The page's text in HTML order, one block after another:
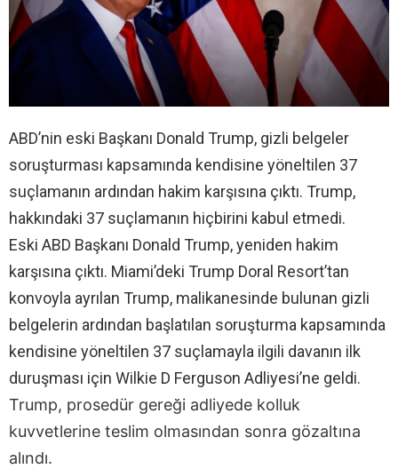
ABD’nin eski Başkanı Donald Trump, gizli belgeler
soruşturması kapsamında kendisine yöneltilen 37
suçlamanın ardından hakim karşısına çıktı. Trump,
hakkındaki 37 suçlamanın hiçbirini kabul etmedi.
Eski ABD Başkanı Donald Trump, yeniden hakim
karşısına çıktı. Miami’deki Trump Doral Resort’tan
konvoyla ayrılan Trump, malikanesinde bulunan gizli
belgelerin ardından başlatılan soruşturma kapsamında
kendisine yöneltilen 37 suçlamayla ilgili davanın ilk
duruşması için Wilkie D Ferguson Adliyesi’ne geldi.
Trump, prosedür gereği adliyede kolluk
kuvvetlerine teslim olmasından sonra gözaltına
alındı.